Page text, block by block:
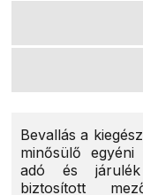
Bevallás a
minősülő egyéni
adó és járulék
biztosított